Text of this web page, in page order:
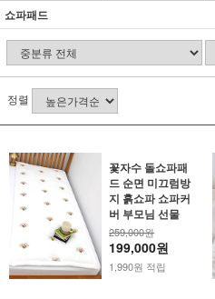
쇼파패드
정렬
꽃자수 돌쇼파패
드 순면 미끄럼방
지 흙쇼파 쇼파커
버 부모님 선물
259,000원
199,000원
1,990원 적립